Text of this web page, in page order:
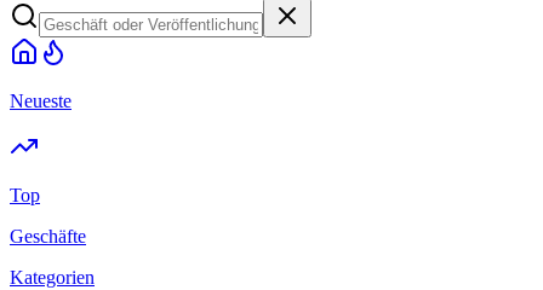
Neueste
Top
Geschäfte
Kategorien